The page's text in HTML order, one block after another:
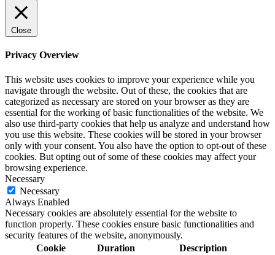
Close
Privacy Overview
This website uses cookies to improve your experience while you
navigate through the website. Out of these, the cookies that are
categorized as necessary are stored on your browser as they are
essential for the working of basic functionalities of the website. We
also use third-party cookies that help us analyze and understand how
you use this website. These cookies will be stored in your browser
only with your consent. You also have the option to opt-out of these
cookies. But opting out of some of these cookies may affect your
browsing experience.
Necessary
Necessary
Always Enabled
Necessary cookies are absolutely essential for the website to
function properly. These cookies ensure basic functionalities and
security features of the website, anonymously.
Cookie
Duration Description